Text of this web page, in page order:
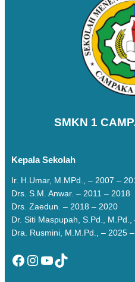
SMKN 1
Kepala Sekolah
Ir. H.Umar, M.MPd., – 2007 –
Drs. S.M. Anwar. – 2011 – 2018
Drs. Zaedun. – 2018 – 2020
Dr. Siti Maspupah, S.Pd.,
Dra. Rusmini, M.M.Pd., – 2025
Facebook Instagram YouTube TikTok